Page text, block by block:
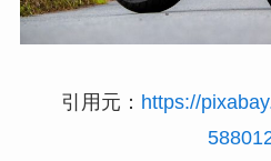
引用元： https://